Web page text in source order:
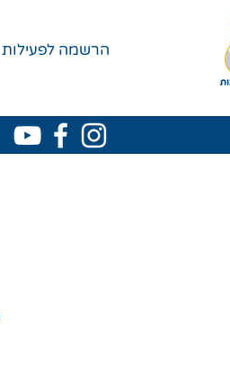
הרשמה לפעילות